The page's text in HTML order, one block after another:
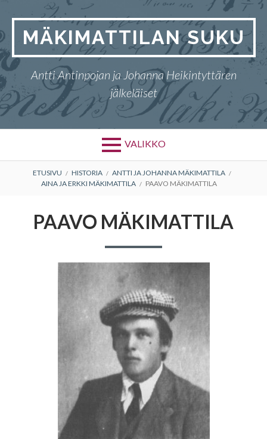
sisältöön
MÄKIMATTILAN SUKU
Antti Antinpojan ja Johanna Heikintyttären
jälkeläiset
VALIKKO
MURUPOLKU
ETUSIVU HISTORIA
ANTTI JA JOHANNA MÄKIMATTILA
AINA JA ERKKI MÄKIMATTILA
PAAVO MÄKIMATTILA
PAAVO MÄKIMATTILA